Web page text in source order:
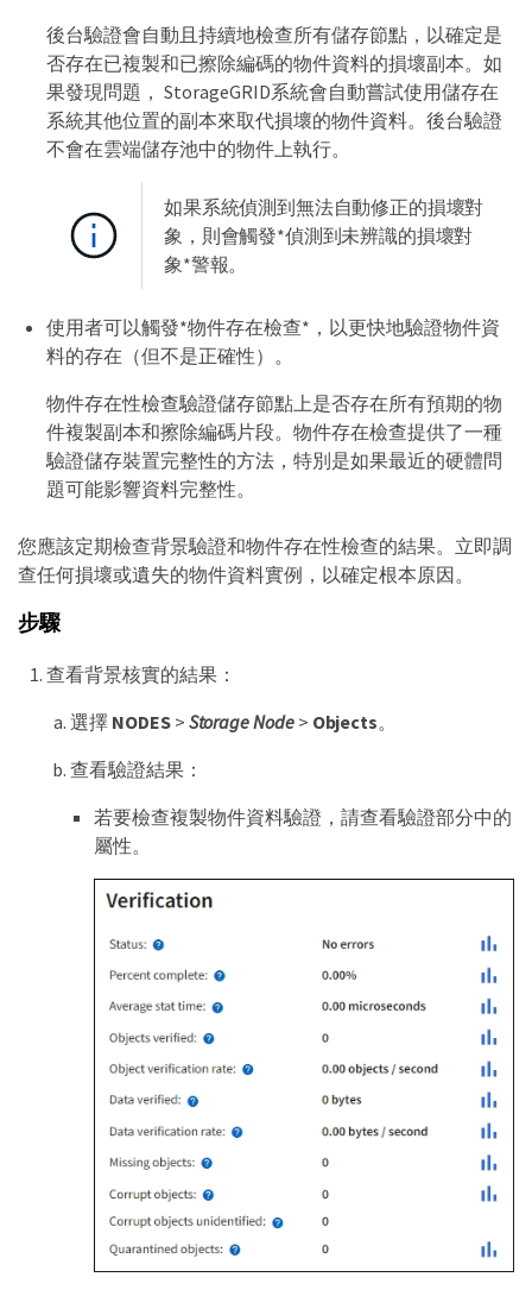
後台驗證會自動且持續地檢查所有儲存節點，以確定是
否存在已複製和已擦除編碼的物件資料的損壞副本。如
果發現問題， StorageGRID系統會自動嘗試使用儲存在
系統其他位置的副本來取代損壞的物件資料。後台驗證
不會在雲端儲存池中的物件上執行。
如果系統偵測到無法自動修正的損壞對
象，則會觸發*偵測到未辨識的損壞對
象*警報。
使用者可以觸發*物件存在檢查*，以更快地驗證物件資
料的存在（但不是正確性）。
物件存在性檢查驗證儲存節點上是否存在所有預期的物
件複製副本和擦除編碼片段。物件存在檢查提供了一種
驗證儲存裝置完整性的方法，特別是如果最近的硬體問
題可能影響資料完整性。
您應該定期檢查背景驗證和物件存在性檢查的結果。立即調
查任何損壞或遺失的物件資料實例，以確定根本原因。
步驟
查看背景核實的結果：
選擇 NODES> Storage Node> Objects。
查看驗證結果：
若要檢查複製物件資料驗證，請查看驗證部分中的
屬性。